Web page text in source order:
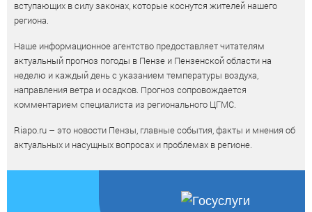
вступающих в силу законах, которые коснутся жителей нашего
региона.
Наше информационное агентство предоставляет читателям
актуальный прогноз погоды в Пензе и Пензенской области на
неделю и каждый день с указанием температуры воздуха,
направления ветра и осадков. Прогноз сопровождается
комментарием специалиста из регионального ЦГМС.
Riapo.ru – это новости Пензы, главные события, факты и мнения об
актуальных и насущных вопросах и проблемах в регионе.